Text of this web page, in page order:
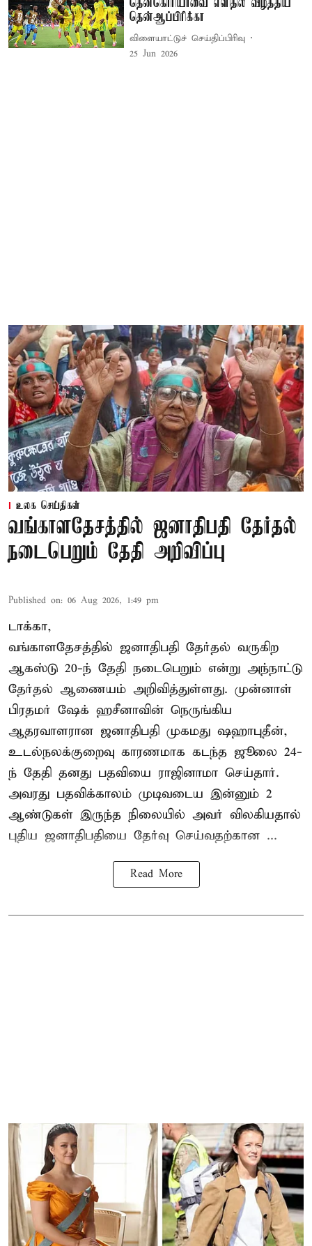
தென்கொரியாவை எளிதில் வீழ்த்திய
தென்ஆப்பிரிக்கா
விளையாட்டுச் செய்திப்பிரிவு
25 Jun 2026
உலக செய்திகள்
வங்காளதேசத்தில் ஜனாதிபதி தேர்தல்
நடைபெறும் தேதி அறிவிப்பு
Published on: 06 Aug 2026, 1:49 pm
டாக்கா,
வங்காளதேசத்தில் ஜனாதிபதி தேர்தல் வருகிற
ஆகஸ்டு 20-ந் தேதி நடைபெறும் என்று அந்நாட்டு
தேர்தல் ஆணையம் அறிவித்துள்ளது. முன்னாள்
பிரதமர் ஷேக் ஹசீனாவின் நெருங்கிய
ஆதரவாளரான ஜனாதிபதி முகமது ஷஹாபுதீன்,
உடல்நலக்குறைவு காரணமாக கடந்த ஜூலை 24-
ந் தேதி தனது பதவியை ராஜினாமா செய்தார்.
அவரது பதவிக்காலம் முடிவடைய இன்னும் 2
ஆண்டுகள் இருந்த நிலையில் அவர் விலகியதால்
புதிய ஜனாதிபதியை தேர்வு செய்வதற்கான ...
Read More